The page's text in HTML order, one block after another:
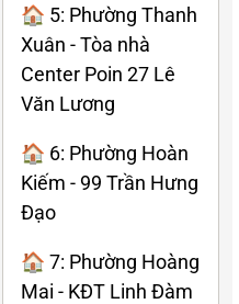
🏠 5: Phường Thanh
Xuân - Tòa nhà
Center Poin 27 Lê
Văn Lương
🏠 6: Phường Hoàn
Kiếm - 99 Trần Hưng
Đạo
🏠 7: Phường Hoàng
Mai - KĐT Linh Đàm